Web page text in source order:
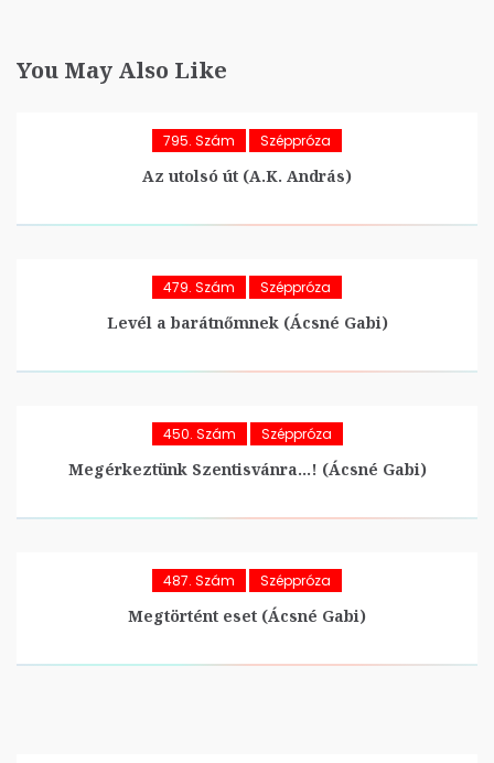
You May Also Like
795. Szám Széppróza
Az utolsó út (A.K. András)
479. Szám Széppróza
Levél a barátnőmnek (Ácsné Gabi)
450. Szám Széppróza
Megérkeztünk Szentisvánra…! (Ácsné Gabi)
487. Szám Széppróza
Megtörtént eset (Ácsné Gabi)